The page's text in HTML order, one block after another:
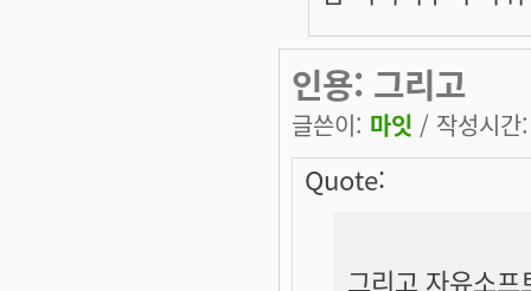
인용: 그리고
글쓴이: 마잇 / 작성시
Quote:
그리고 자유소